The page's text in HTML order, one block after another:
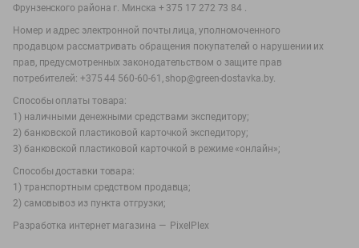
Фрунзенского района г. Минска + 375 17 272 73 84 .
Номер и адрес электронной почты лица, уполномоченного
продавцом рассматривать обращения покупателей о нарушении их
прав, предусмотренных законодательством о защите прав
потребителей: +375 44 560-60-61, shop@green-dostavka.by.
Способы оплаты товара:
1) наличными денежными средствами экспедитору;
2) банковской пластиковой карточкой экспедитору;
3) банковской пластиковой карточкой в режиме «онлайн»;
Способы доставки товара:
1) транспортным средством продавца;
2) самовывоз из пункта отгрузки;
Разработка интернет магазина — PixelPlex